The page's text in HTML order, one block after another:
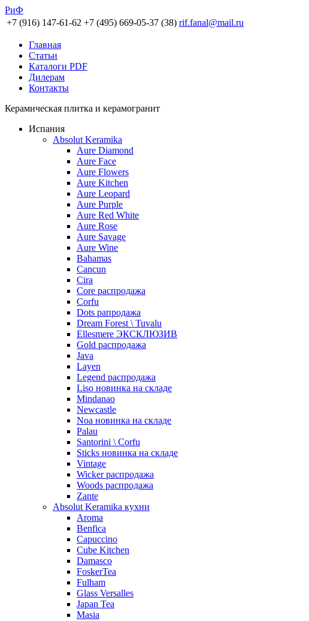
РиФ
+7 (916) 147-61-62 +7 (495) 669-05-37 (38) rif.fanal@mail.ru
Главная
Статьи
Каталоги PDF
Дилерам
Контакты
Керамическая плитка и керамогранит
Испания
Absolut Keramika
Aure Diamond
Aure Face
Aure Flowers
Aure Kitchen
Aure Leopard
Aure Purple
Aure Red White
Aure Rose
Aure Savage
Aure Wine
Bahamas
Cancun
Cira
Core распродажа
Corfu
Dots рапродажа
Dream Forest \ Tuvalu
Ellesmere ЭКСКЛЮЗИВ
Gold распродажа
Java
Layen
Legend распродажа
Liso новинка на складе
Mindanao
Newcastle
Noa новинка на складе
Palau
Santorini \ Corfu
Sticks новинка на складе
Vintage
Wicker распродажа
Woods распродажа
Zante
Absolut Keramika кухни
Aroma
Benfica
Capuccino
Cube Kitchen
Damasco
FoskerTea
Fulham
Glass Versalles
Japan Tea
Masia